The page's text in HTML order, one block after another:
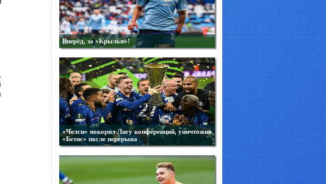
Вперёд, за «Крылья»!
«Челси» покорил Лигу конференций, уничтожив
«Бетис» после перерыва